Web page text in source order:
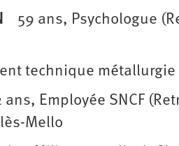
59 ans, Psychologue
technique métallurgie
Employée SNCF
Mello